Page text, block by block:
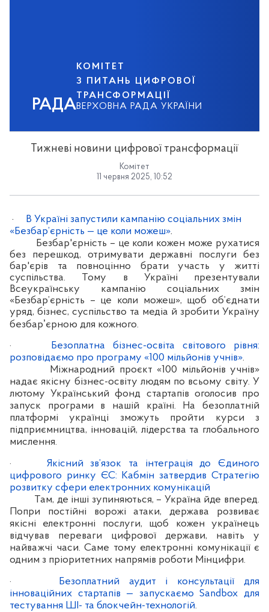
РАДА
КОМІТЕТ
З ПИТАНЬ ЦИФРОВОЇ
ТРАНСФОРМАЦІЇ
ВЕРХОВНА РАДА УКРАЇНИ
Тижневі новини цифрової трансформації
Комітет
11 червня 2025, 10:52
·
В Україні запустили кампанію соціальних змін
«Безбар’єрність — це коли можеш».
Безбар'єрність – це коли кожен може рухатися
без перешкод, отримувати державні послуги без
бар'єрів та повноцінно брати участь у житті
суспільства. Тому в Україні презентували
Всеукраїнську кампанію соціальних змін
«Безбар’єрність – це коли можеш», щоб об’єднати
уряд, бізнес, суспільство та медіа й зробити Україну
безбарʼєрною для кожного.
·
Безоплатна бізнес-освіта світового рівня:
розповідаємо про програму «100 мільйонів учнів».
Міжнародний проєкт «100 мільйонів учнів»
надає якісну бізнес-освіту людям по всьому світу. У
лютому Український фонд стартапів оголосив про
запуск програми в нашій країні. На безоплатній
платформі українці зможуть пройти курси з
підприємництва, інновацій, лідерства та глобального
мислення.
·
Якісний зв’язок та інтеграція до Єдиного
цифрового ринку ЄС: Кабмін затвердив Стратегію
розвитку сфери електронних комунікацій
Там, де інші зупиняються, – Україна йде вперед.
Попри постійні ворожі атаки, держава розвиває
якісні електронні послуги, щоб кожен українець
відчував переваги цифрової держави, навіть у
найважчі часи. Саме тому електронні комунікації є
одним з пріоритетних напрямів роботи Мінцифри.
·
Безоплатний аудит і консультації для
інноваційних стартапів — запускаємо Sandbox для
тестування ШІ- та блокчейн-технологій.